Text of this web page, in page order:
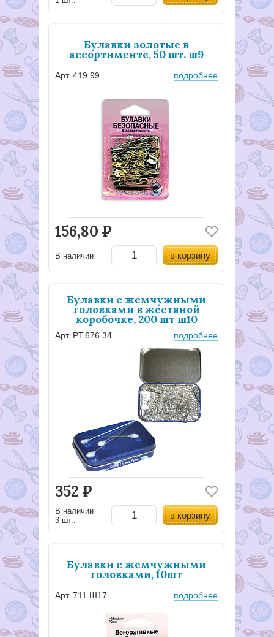
Булавки золотые в
ассортименте, 50 шт. ш9
Арт. 419.99 подробнее
156,80 Р
В наличии в корзину
Булавки с жемчужными
головками в жестяной
коробочке, 200 шт ш10
Арт. PT.676.34 подробнее
352 Р
В наличии
3 шт..
в корзину
Булавки с жемчужными
головками, 10шт
Арт. 711 Ш17 подробнее